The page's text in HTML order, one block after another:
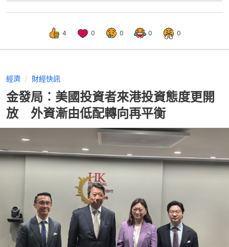
4 0 0 0 0
經濟 財經快訊
金發局︰美國投資者來港投資態度更開
放 外資漸由低配轉向再平衡